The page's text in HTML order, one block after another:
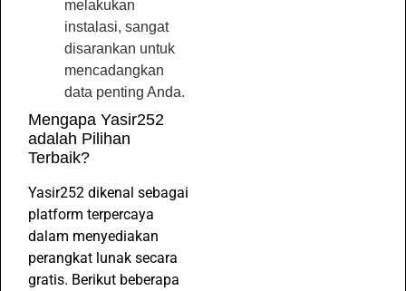
melakukan
instalasi, sangat
disarankan untuk
mencadangkan
data penting Anda.
Mengapa Yasir252
adalah Pilihan
Terbaik?
Yasir252 dikenal sebagai
platform terpercaya
dalam menyediakan
perangkat lunak secara
gratis. Berikut beberapa